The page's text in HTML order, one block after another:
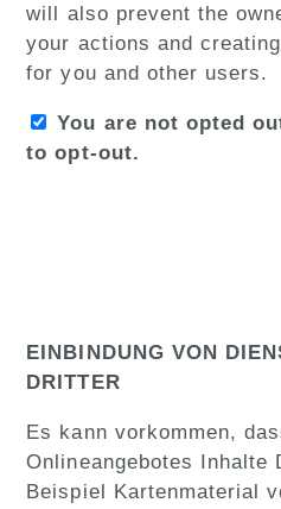
will also prevent the
your actions and
for you and other users.
You are not opted
to opt-out.
EINBINDUNG VON
DRITTER
Es kann vorkommen,
Onlineangebotes Inhalte
Beispiel Kartenmaterial